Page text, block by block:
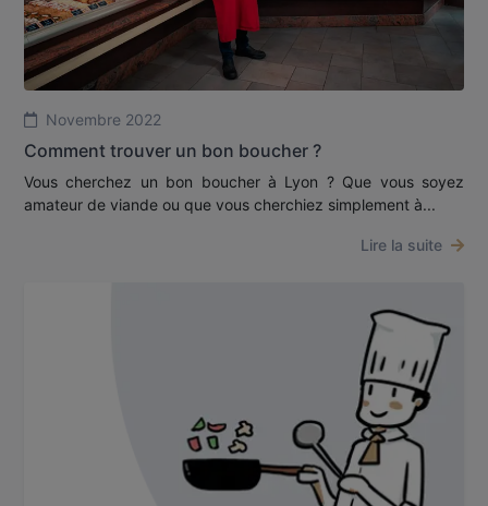
Novembre 2022
Comment trouver un bon boucher ?
Vous cherchez un bon boucher à Lyon ? Que vous soyez
amateur de viande ou que vous cherchiez simplement à...
Lire la suite